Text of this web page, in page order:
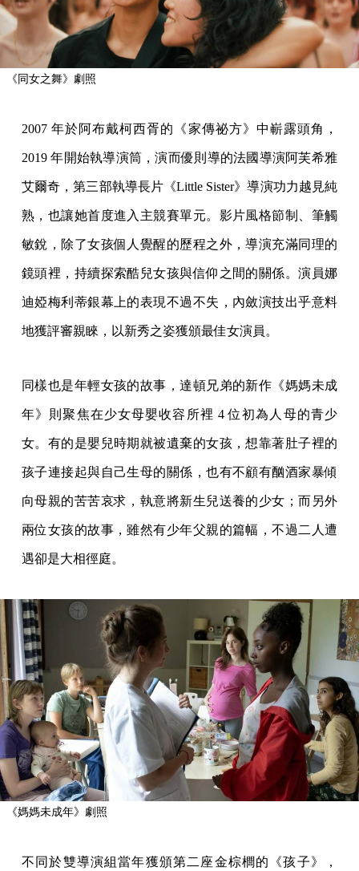
《同女之舞》劇照
2007 年於阿布戴柯西胥的《家傳祕方》中嶄露頭角，
2019 年開始執導演筒，演而優則導的法國導演阿芙希雅
艾爾奇，第三部執導長片《Little Sister》導演功力越見純
熟，也讓她首度進入主競賽單元。影片風格節制、筆觸
敏銳，除了女孩個人覺醒的歷程之外，導演充滿同理的
鏡頭裡，持續探索酷兒女孩與信仰之間的關係。演員娜
迪婭梅利蒂銀幕上的表現不過不失，內斂演技出乎意料
地獲評審親睞，以新秀之姿獲頒最佳女演員。
同樣也是年輕女孩的故事，達頓兄弟的新作《媽媽未成
年》則聚焦在少女母嬰收容所裡 4 位初為人母的青少
女。有的是嬰兒時期就被遺棄的女孩，想靠著肚子裡的
孩子連接起與自己生母的關係，也有不顧有酗酒家暴傾
向母親的苦苦哀求，執意將新生兒送養的少女；而另外
兩位女孩的故事，雖然有少年父親的篇幅，不過二人遭
遇卻是大相徑庭。
《媽媽未成年》劇照
不同於雙導演組當年獲頒第二座金棕櫚的《孩子》，